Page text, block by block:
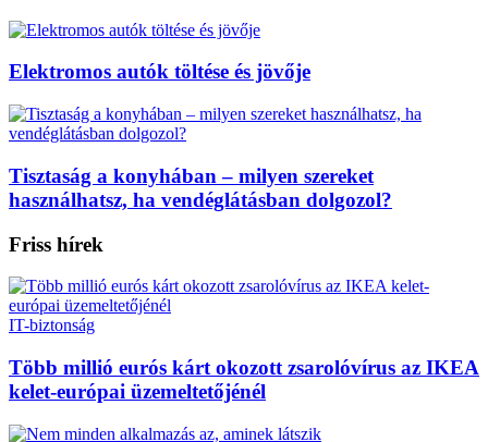
Elektromos autók töltése és jövője
Tisztaság a konyhában – milyen szereket
használhatsz, ha vendéglátásban dolgozol?
Friss hírek
IT-biztonság
Több millió eurós kárt okozott zsarolóvírus az IKEA
kelet-európai üzemeltetőjénél